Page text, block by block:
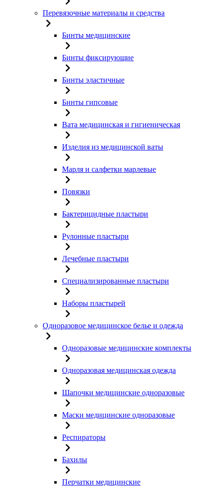
Перевязочные материалы и средства
Бинты медицинские
Бинты фиксирующие
Бинты эластичные
Бинты гипсовые
Вата медицинская и гигиеническая
Изделия из медицинской ваты
Марля и салфетки марлевые
Повязки
Бактерицидные пластыри
Рулонные пластыри
Лечебные пластыри
Специализированные пластыри
Наборы пластырей
Одноразовое медицинское белье и одежда
Одноразовые медицинские комплекты
Одноразовая медицинская одежда
Шапочки медицинские одноразовые
Маски медицинские одноразовые
Респираторы
Бахилы
Перчатки медицинские